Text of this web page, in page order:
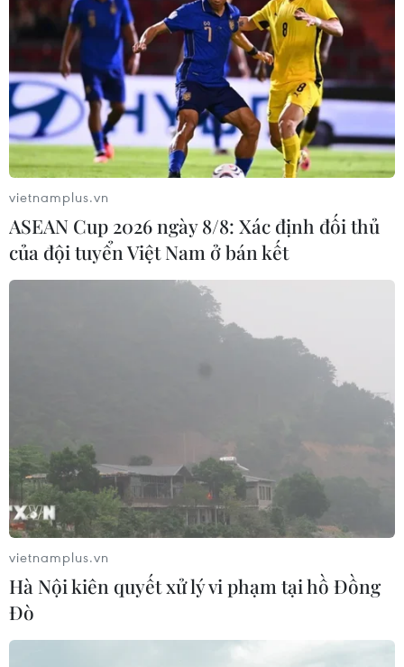
vietnamplus.vn
ASEAN Cup 2026 ngày 8/8: Xác định đối thủ
của đội tuyển Việt Nam ở bán kết
vietnamplus.vn
Hà Nội kiên quyết xử lý vi phạm tại hồ Đồng
Đò